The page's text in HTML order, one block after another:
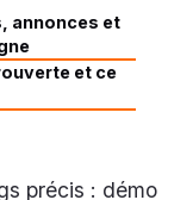
annonces et
et ce
précis : démo